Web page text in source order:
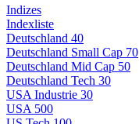
Indizes
Indexliste
Deutschland 40
Deutschland Small Cap 70
Deutschland Mid Cap 50
Deutschland Tech 30
USA Industrie 30
USA 500